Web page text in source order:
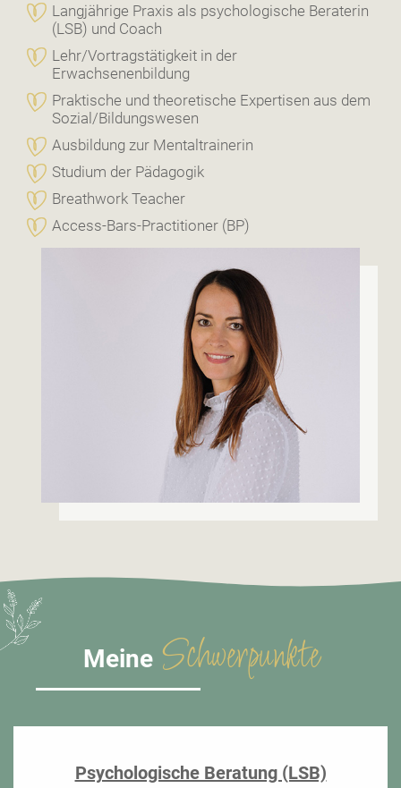
Langjährige Praxis als psychologische Beraterin
(LSB) und Coach
Lehr/Vortragstätigkeit in der
Erwachsenenbildung
Praktische und theoretische Expertisen aus dem
Sozial/Bildungswesen
Ausbildung zur Mentaltrainerin
Studium der Pädagogik
Breathwork Teacher
Access-Bars-Practitioner (BP)
Meine Schwerpunkte
Psychologische Beratung (LSB)